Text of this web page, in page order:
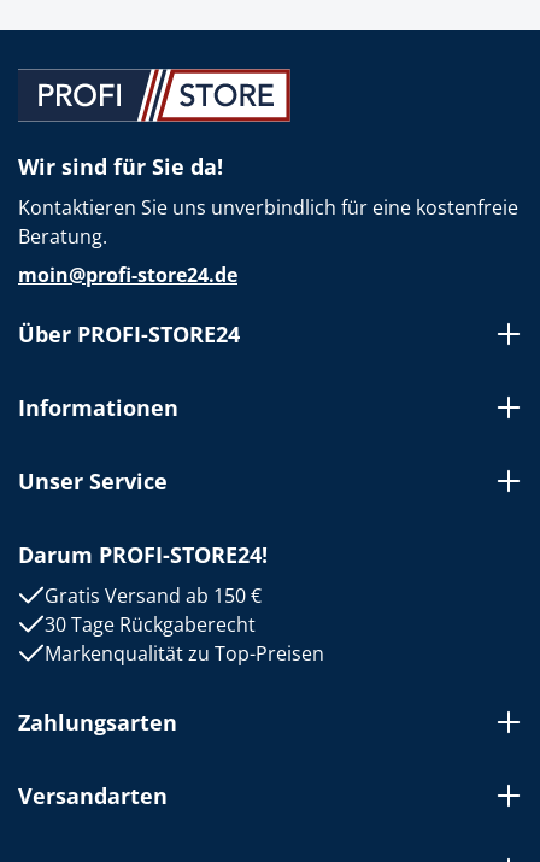
Wir sind für Sie da!
Kontaktieren Sie uns unverbindlich für eine kostenfreie
Beratung.
moin@profi-store24.de
Über PROFI-STORE24
Informationen
Unser Service
Darum PROFI-STORE24!
Gratis Versand ab 150 €
30 Tage Rückgaberecht
Markenqualität zu Top-Preisen
Zahlungsarten
Versandarten